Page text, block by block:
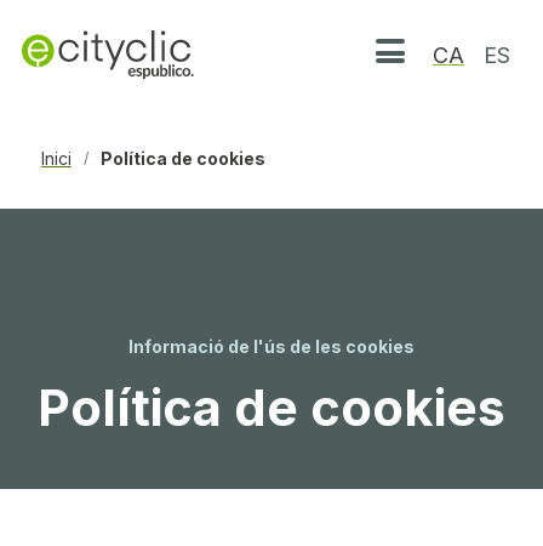
Obrir menú
CA ES
Inici / Política de cookies
Informació de l'ús de les cookies
Política de cookies